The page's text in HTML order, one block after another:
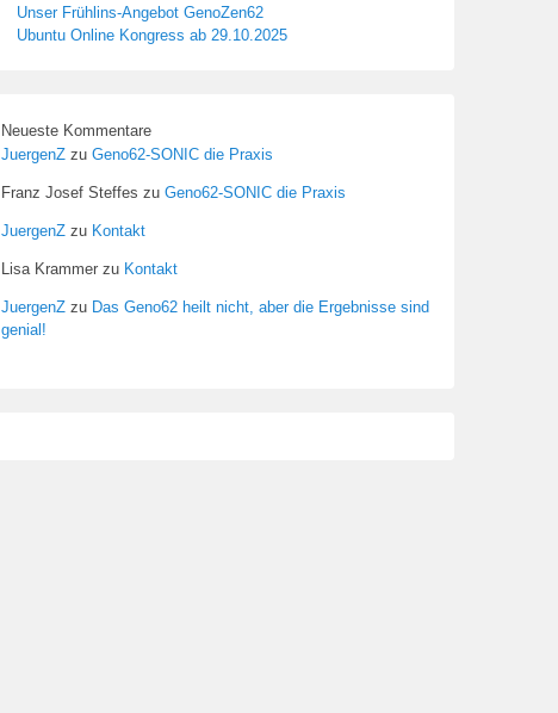
Unser Frühlins-Angebot GenoZen62
Ubuntu Online Kongress ab 29.10.2025
Neueste Kommentare
JuergenZ zu Geno62-SONIC die Praxis
Franz Josef Steffes zu Geno62-SONIC die Praxis
JuergenZ zu Kontakt
Lisa Krammer zu Kontakt
JuergenZ zu Das Geno62 heilt nicht, aber die Ergebnisse sind
genial!